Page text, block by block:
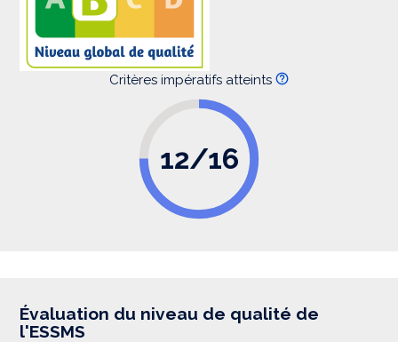
Critères impératifs atteints
12/16
Évaluation du niveau de qualité de
l'ESSMS